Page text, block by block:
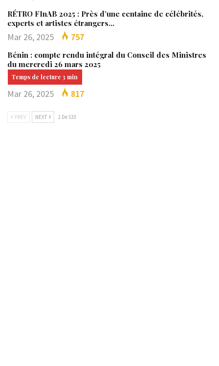
RÉTRO FInAB 2025 : Près d’une centaine de célébrités,
experts et artistes étrangers…
Mar 26, 2025 757
Bénin : compte rendu intégral du Conseil des Ministres
du mercredi 26 mars 2025
Mar 26, 2025 817
PREV NEXT 1 De 533